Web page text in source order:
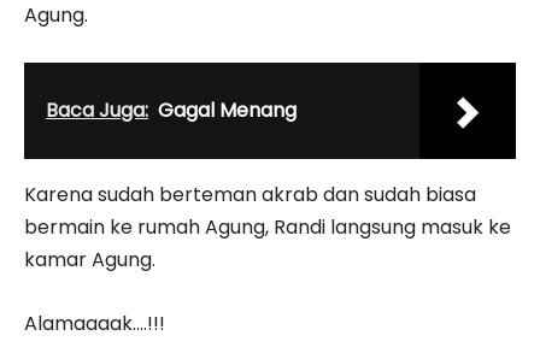
Agung.
Baca Juga: Gagal Menang
Karena sudah berteman akrab dan sudah biasa
bermain ke rumah Agung, Randi langsung masuk ke
kamar Agung.
Alamaaaak….!!!